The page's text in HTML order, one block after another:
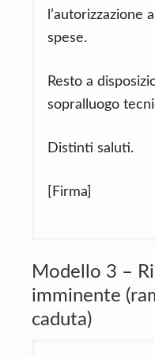
l’autorizzazione
spese.
Resto a
sopralluogo
Distinti saluti.
[Firma]
Modello 3 –
imminente
caduta)